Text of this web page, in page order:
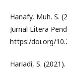
Hanafy, Muh. S.
Jurnal Litera
https:/doi.org/
Hariadi, S.